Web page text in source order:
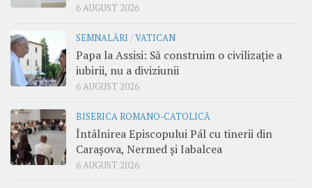
6 AUGUST 2026
SEMNALĂRI /VATICAN
Papa la Assisi: Să construim o civilizație a
iubirii, nu a diviziunii
6 AUGUST 2026
BISERICA ROMANO-CATOLICĂ
Întâlnirea Episcopului Pál cu tinerii din
Carașova, Nermed și Iabalcea
6 AUGUST 2026